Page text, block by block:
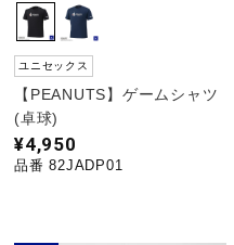
ユニセックス
【PEANUTS】ゲームシャツ
(卓球)
¥4,950
品番 82JADP01